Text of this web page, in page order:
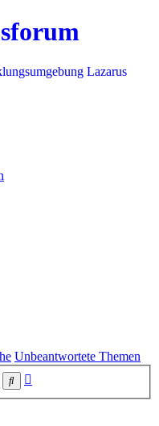
Lazarus
Unbeantwortete Themen
Suche